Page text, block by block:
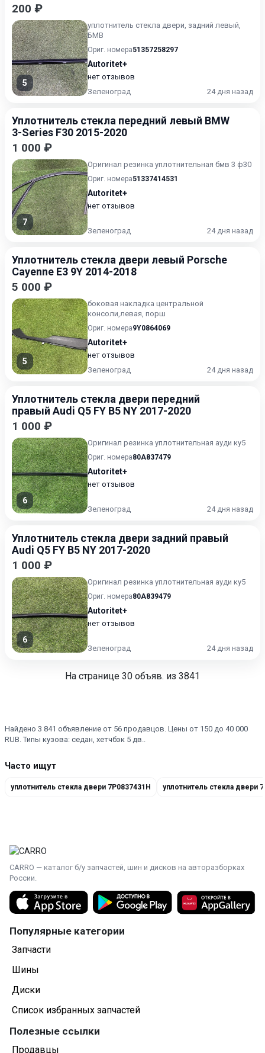
200 ₽
5
уплотнитель стекла двери, задний левый,
БМВ
Ориг. номера51357258297
Autoritet+
нет отзывов
Зеленоград
24 дня назад
Уплотнитель стекла передний левый BMW
3-Series F30 2015-2020
1 000 ₽
7
Оригинал резинка уплотнительная бмв 3 ф30
Ориг. номера51337414531
Autoritet+
нет отзывов
Зеленоград 24 дня назад
Уплотнитель стекла двери левый Porsche
Cayenne E3 9Y 2014-2018
5 000 ₽
5
боковая накладка центральной
консоли,левая, порш
Ориг. номера9Y0864069
Autoritet+
нет отзывов
Зеленоград
24 дня назад
Уплотнитель стекла двери передний
правый Audi Q5 FY B5 NY 2017-2020
1 000 ₽
6
Оригинал резинка уплотнительная ауди ку5
Ориг. номера80A837479
Autoritet+
нет отзывов
Зеленоград 24 дня назад
Уплотнитель стекла двери задний правый
Audi Q5 FY B5 NY 2017-2020
1 000 ₽
6
Оригинал резинка уплотнительная ауди ку5
Ориг. номера80A839479
Autoritet+
нет отзывов
Зеленоград 24 дня назад
На странице 30 объяв. из 3841
Найдено 3 841 объявление от 56 продавцов. Цены от 150 до 40 000
RUB. Типы кузова: седан, хетчбэк 5 дв..
Часто ищут
уплотнитель стекла двери 7P0837431H уплотнитель стекла двери
CARRO — каталог б/у запчастей, шин и дисков на авторазборках
России.
Популярные категории
Запчасти
Шины
Диски
Список избранных запчастей
Полезные ссылки
Продавцы